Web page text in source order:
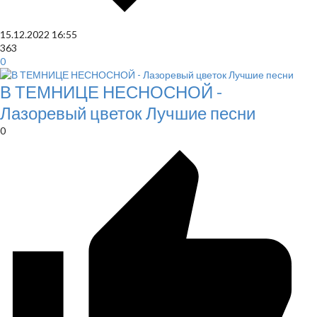
15.12.2022 16:55
363
0
В ТЕМНИЦЕ НЕСНОСНОЙ -
Лазоревый цветок Лучшие песни
0